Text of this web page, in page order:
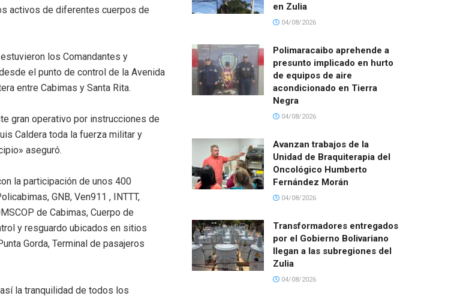
activos de diferentes cuerpos de
los Comandantes y
el punto de control de la Avenida
entre Cabimas y Santa Rita.
gran operativo por instrucciones de
Caldera toda la fuerza militar y
aseguró.
la participación de unos 400
GNB, Ven911 , INTTT,
de Cabimas, Cuerpo de
y resguardo ubicados en sitios
Gorda, Terminal de pasajeros
la tranquilidad de todos los
en Zulia
04/08/2026
Polimaracaibo aprehende a
presunto implicado en hurto
de equipos de aire
acondicionado en Tierra
Negra
04/08/2026
Avanzan trabajos de la
Unidad de Braquiterapia del
Oncológico Humberto
Fernández Morán
04/08/2026
Transformadores entregados
por el Gobierno Bolivariano
llegan a las subregiones del
Zulia
04/08/2026